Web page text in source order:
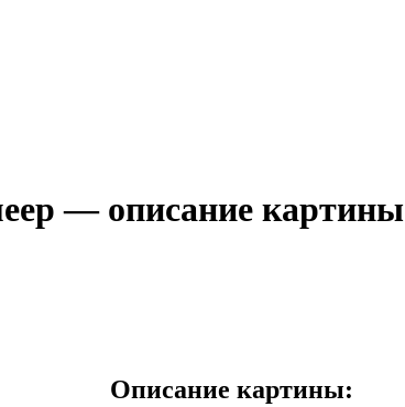
— описание картины
Описание картины: